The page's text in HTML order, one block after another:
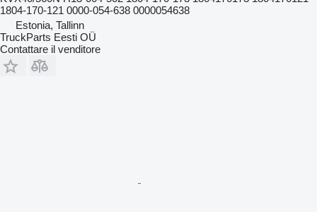
1804-170-121 0000-054-638 0000054638
Estonia, Tallinn
TruckParts Eesti OÜ
Contattare il venditore